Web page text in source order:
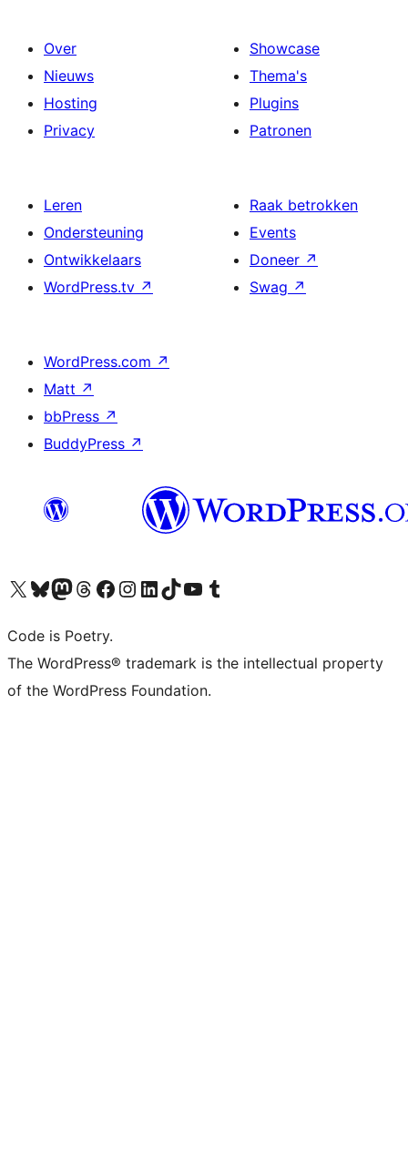
Over
Nieuws
Hosting
Privacy
Showcase
Thema's
Plugins
Patronen
Leren
Ondersteuning
Ontwikkelaars
WordPress.tv ↗
Raak betrokken
Events
Doneer ↗
Swag ↗
WordPress.com ↗
Matt ↗
bbPress ↗
BuddyPress ↗
Bezoek ons X (voorheen Twitter) account
Bezoek onze Bluesky account
Bezoek ons Mastodon account
Bezoek onze Threads account
Onze Facebookpagina bezoeken
Bezoek onze Instagram account
Bezoek onze LinkedIn account
Bezoek onze TikTok account
Bezoek ons YouTube kanaalBezoek onze Tumblr account
Code is Poetry.
The WordPress® trademark is the intellectual property
of the WordPress Foundation.